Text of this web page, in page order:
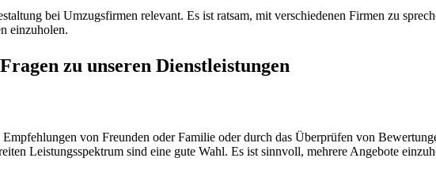
bei Umzugsfirmen relevant. Es ist ratsam, mit verschiedenen Firmen zu
einzuholen.
zu unseren Dienstleistungen
von Freunden oder Familie oder durch das Überprüfen von
Leistungsspektrum sind eine gute Wahl. Es ist sinnvoll, mehrere Angebote